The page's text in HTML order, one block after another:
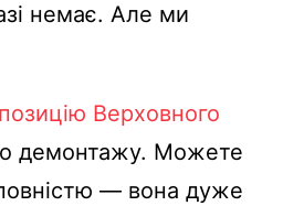
немає. Але ми
Верховного
демонтажу. Можете
— вона дуже